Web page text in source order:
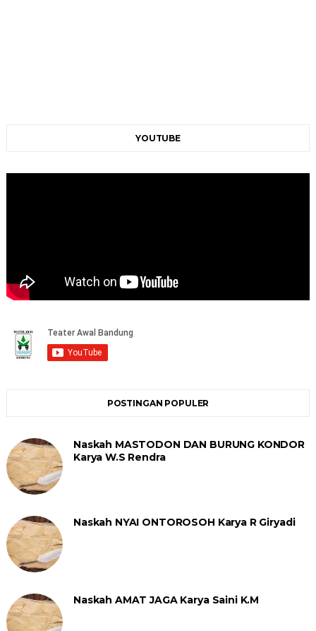
YOUTUBE
POSTINGAN POPULER
Naskah MASTODON DAN BURUNG KONDOR
Karya W.S Rendra
Naskah NYAI ONTOROSOH Karya R Giryadi
Naskah AMAT JAGA Karya Saini K.M